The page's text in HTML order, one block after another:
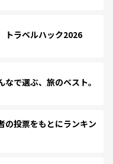
ラベルハック2026
で選ぶ、旅のベスト。
投票をもとにランキン